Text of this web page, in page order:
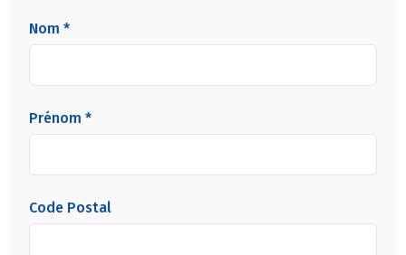
Nom *
Prénom *
Code Postal